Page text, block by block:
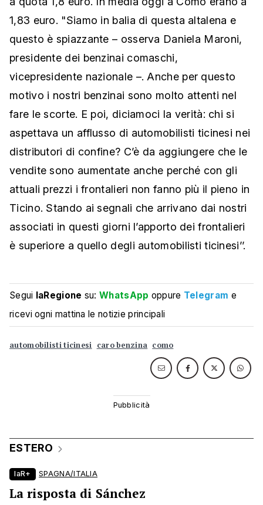
1,83 euro. "Siamo in balia di questa altalena e
questo è spiazzante – osserva Daniela Maroni,
presidente dei benzinai comaschi,
vicepresidente nazionale –. Anche per questo
motivo i nostri benzinai sono molto attenti nel
fare le scorte. E poi, diciamoci la verità: chi si
aspettava un afflusso di automobilisti ticinesi nei
distributori di confine? C’è da aggiungere che le
vendite sono aumentate anche perché con gli
attuali prezzi i frontalieri non fanno più il pieno in
Ticino. Stando ai segnali che arrivano dai nostri
associati in questi giorni l’apporto dei frontalieri
è superiore a quello degli automobilisti ticinesi’’.
Segui laRegione su:WhatsApp oppure Telegram e
ricevi ogni mattina le notizie principali
automobilisti ticinesi caro benzina como
ESTERO
laR+ SPAGNA/ITALIA
La risposta di Sánchez